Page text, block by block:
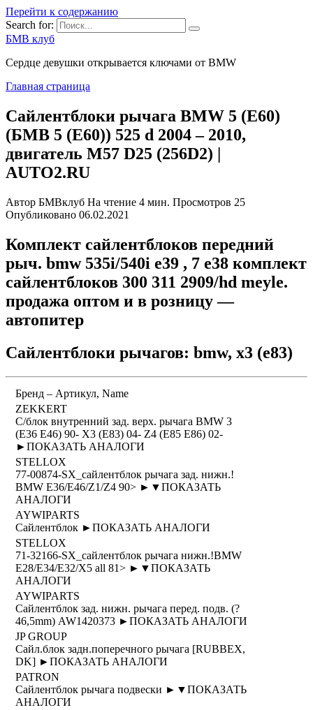
Перейти к содержанию
Search for:
БМВ клуб
Сердце девушки открывается ключами от BMW
Главная страница
Сайлентблоки рычага BMW 5 (E60)
(БМВ 5 (Е60)) 525 d 2004 – 2010,
двигатель M57 D25 (256D2) |
AUTO2.RU
Автор БМВклуб На чтение 4 мин. Просмотров 25
Опубликовано 06.02.2021
Комплект сайлентблоков передний
рыч. bmw 535i/540i e39 , 7 e38 комплект
сайлентблоков 300 311 2909/hd meyle.
продажа оптом и в розницу —
автопитер
Сайлентблоки рычагов: bmw, x3 (e83)
Бренд – Артикул, Name
ZEKKERT
С/блок внутренний зад. верх. рычага BMW 3
(E36 E46) 90- X3 (E83) 04- Z4 (E85 E86) 02-
►ПОКАЗАТЬ АНАЛОГИ
STELLOX
77-00874-SX_сайлентблок рычага зад. нижн.!
BMW E36/E46/Z1/Z4 90> ► ▼ПОКАЗАТЬ
АНАЛОГИ
AYWIPARTS
Сайлентблок ►ПОКАЗАТЬ АНАЛОГИ
STELLOX
71-32166-SX_сайлентблок рычага нижн.!BMW
Е28/Е34/Е32/X5 all 81> ► ▼ПОКАЗАТЬ
АНАЛОГИ
AYWIPARTS
Сайлентблок зад. нижн. рычага перед. подв. (?
46,5mm) AW1420373 ►ПОКАЗАТЬ АНАЛОГИ
JP GROUP
Сайл.блок задн.поперечного рычага [RUBBEX,
DK] ►ПОКАЗАТЬ АНАЛОГИ
PATRON
Сайлентблок рычага подвески ► ▼ПОКАЗАТЬ
АНАЛОГИ